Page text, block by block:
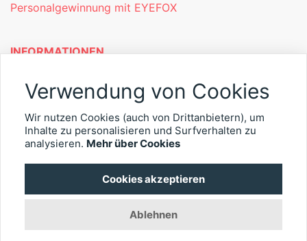
Personalgewinnung mit EYEFOX
INFORMATIONEN
Was ist EYEFOX – Ihre Möglichkeiten
Kontakt
© 2026 EYEFOX UG (haftungsbeschränkt)
Verwendung von Cookies
Wir nutzen Cookies (auch von Drittanbietern), um
Inhalte zu personalisieren und Surfverhalten zu
analysieren. Mehr über Cookies
Cookies akzeptieren
Ablehnen